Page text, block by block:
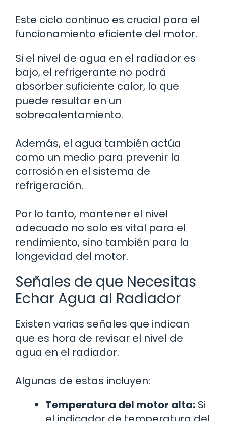
Este ciclo continuo es crucial para el
funcionamiento eficiente del motor.
Si el nivel de agua en el radiador es
bajo, el refrigerante no podrá
absorber suficiente calor, lo que
puede resultar en un
sobrecalentamiento.
Además, el agua también actúa
como un medio para prevenir la
corrosión en el sistema de
refrigeración.
Por lo tanto, mantener el nivel
adecuado no solo es vital para el
rendimiento, sino también para la
longevidad del motor.
Señales de que Necesitas
Echar Agua al Radiador
Existen varias señales que indican
que es hora de revisar el nivel de
agua en el radiador.
Algunas de estas incluyen:
Temperatura del motor alta: Si